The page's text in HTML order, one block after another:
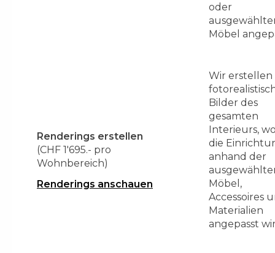
oder
Möbel
Renderings erstellen
(CHF 1'695.- pro
Wohnbereich)
Renderings anschauen
Wir erstellen
Bilder des
gesamten
Interieurs,
die
anhand der
Möbel,
Accessoires
Materialien
angepasst